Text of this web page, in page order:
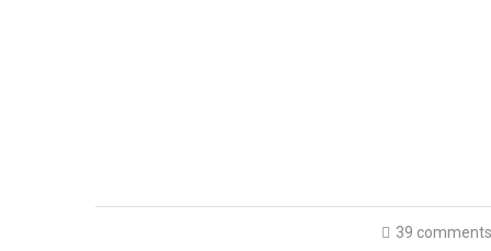
39 comments